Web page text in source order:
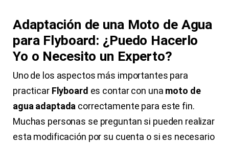
Adaptación de una Moto de Agua
para Flyboard: ¿Puedo Hacerlo
Yo o Necesito un Experto?
Uno de los aspectos más importantes para
practicar Flyboard es contar con una moto de
agua adaptada correctamente para este fin.
Muchas personas se preguntan si pueden realizar
esta modificación por su cuenta o si es necesario